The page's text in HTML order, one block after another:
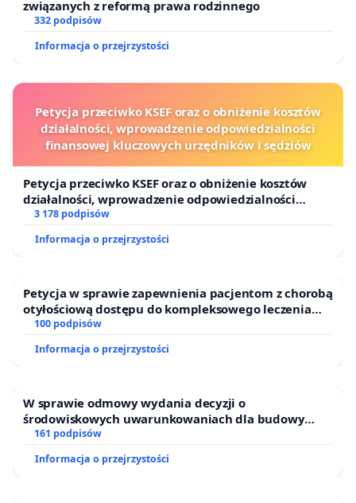
związanych z reformą prawa rodzinnego
332 podpisów
Informacja o przejrzystości
Petycja przeciwko KSEF oraz o obniżenie kosztów
działalności, wprowadzenie odpowiedzialności
finansowej kluczowych urzędników i sędziów
Petycja przeciwko KSEF oraz o obniżenie kosztów
działalności, wprowadzenie odpowiedzialności
finansowej kluczowych urzędników i sędziów
3 178 podpisów
Informacja o przejrzystości
Petycja w sprawie zapewnienia pacjentom z chorobą
otyłościową dostępu do kompleksowego leczenia
oraz programów profilaktycznych.
100 podpisów
Informacja o przejrzystości
W sprawie odmowy wydania decyzji o
środowiskowych uwarunkowaniach dla budowy
zakładu wytwarzania biometanu „Krynki” w
Puszczy Knyszyńskiej
161 podpisów
Informacja o przejrzystości